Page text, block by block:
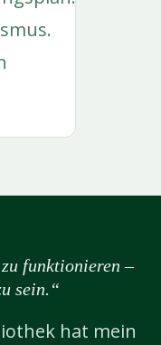
funktionieren –
sein.“
hat mein